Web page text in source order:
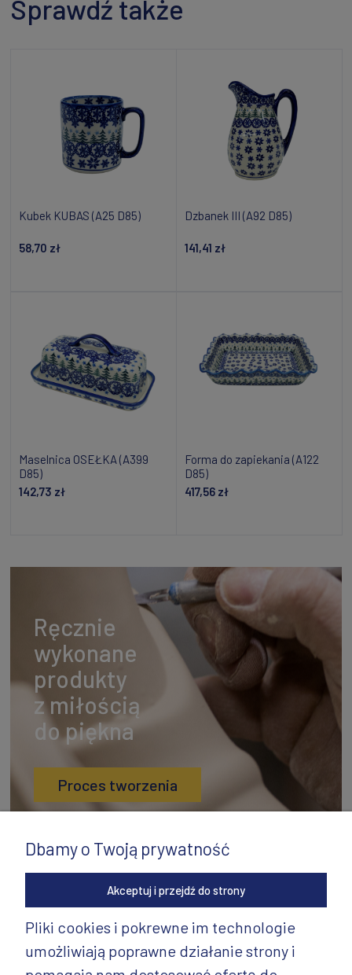
Sprawdź także
Kubek KUBAS (A25 D85)
58,70 zł
Dzbanek III (A92 D85)
141,41 zł
Maselnica OSEŁKA (A399
D85)
142,73 zł
Forma do zapiekania (A122
D85)
417,56 zł
Ręcznie
wykonane
produkty
z miłością
do piękna
Proces tworzenia
INFORMACJE
Dbamy o Twoją prywatność
Akceptuj i przejdź do strony
Pliki cookies i pokrewne im technologie
umożliwiają poprawne działanie strony i